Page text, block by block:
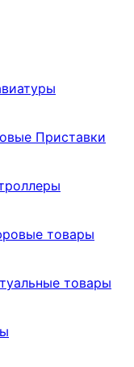
Приставки
товары
товары